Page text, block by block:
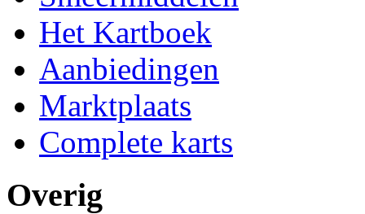
Het Kartboek
Aanbiedingen
Marktplaats
Complete karts
Overig